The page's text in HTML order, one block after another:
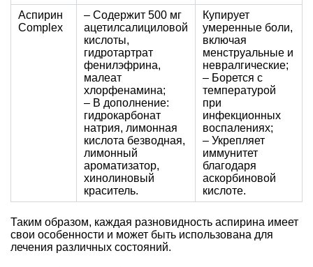
Аспирин
Complex
– Содержит 500 мг
ацетилсалициловой
кислоты,
гидротартрат
фенилэфрина,
малеат
хлорфенамина;
– В дополнение:
гидрокарбонат
натрия, лимонная
кислота безводная,
лимонный
ароматизатор,
хинолиновый
краситель.
Купирует
умеренные боли,
включая
менструальные и
невралгические;
– Борется с
температурой
при
инфекционных
воспалениях;
– Укрепляет
иммунитет
благодаря
аскорбиновой
кислоте.
Таким образом, каждая разновидность аспирина имеет
свои особенности и может быть использована для
лечения различных состояний.